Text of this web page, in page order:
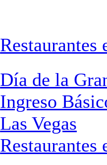
Restaurantes
Día de la
Ingreso
Las Vegas
Restaurantes